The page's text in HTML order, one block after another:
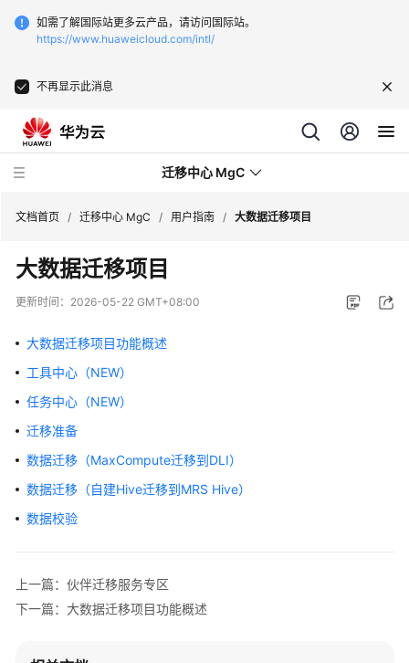
如需了解国际站更多云产品，请访问国际站。
https://www.huaweicloud.com/intl/
不再显示此消息
迁移中心 MgC
最
新
态
产
品
绍
速
入
用
户
文档首页 / 迁移中心 MgC / 用户指南 / 大数据迁移项目
大数据迁移项目
更新时间： 2026-05-22 GMT+08:00
大数据迁移项目功能概述
工具中心（NEW）
任务中心（NEW）
迁移准备
数据迁移（MaxCompute迁移到DLI）
数据迁移（自建Hive迁移到MRS Hive）
数据校验
上一篇：伙伴迁移服务专区
下一篇：大数据迁移项目功能概述